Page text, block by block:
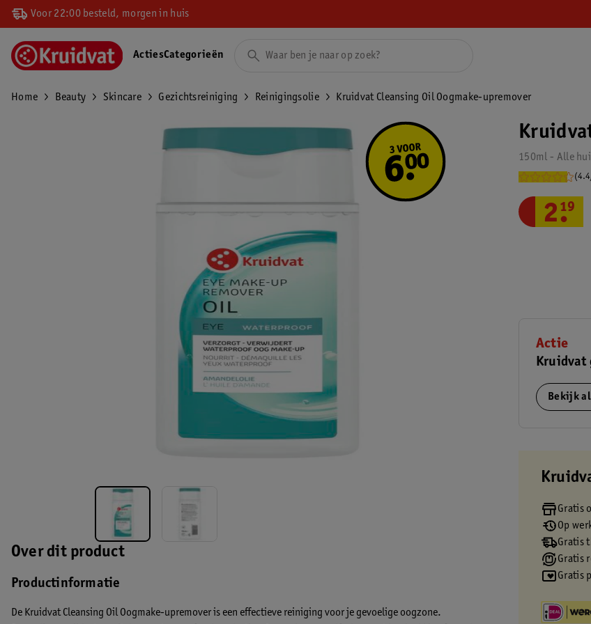
Voor 22:00 besteld, morgen in huis
ActiesCategorieën
Home Beauty Skincare Gezichtsreiniging Reinigingsolie Kruidvat Cleansing Oil Oogmake-upremover
Over dit product
Productinformatie
De Kruidvat Cleansing Oil Oogmake-upremover is een effectieve reiniging voor je gevoelige oogzone.
150ml - Alle
2.
19
Actie
Kruidvat
Bekijk
Gratis
Op
Gratis
Gratis
Gratis